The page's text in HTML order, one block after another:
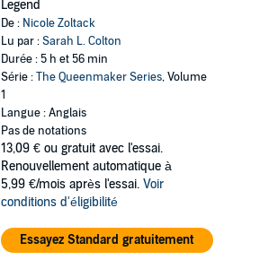
Legend
De : Nicole Zoltack
Lu par :Sarah L. Colton
Durée : 5 h et 56 min
Série :The Queenmaker Series, Volume
1
Langue : Anglais
Pas de notations
13,09 € ou gratuit avec l'essai.
Renouvellement automatique à
5,99 €/mois après l'essai. Voir
conditions d'éligibilité
Essayez Standard gratuitement